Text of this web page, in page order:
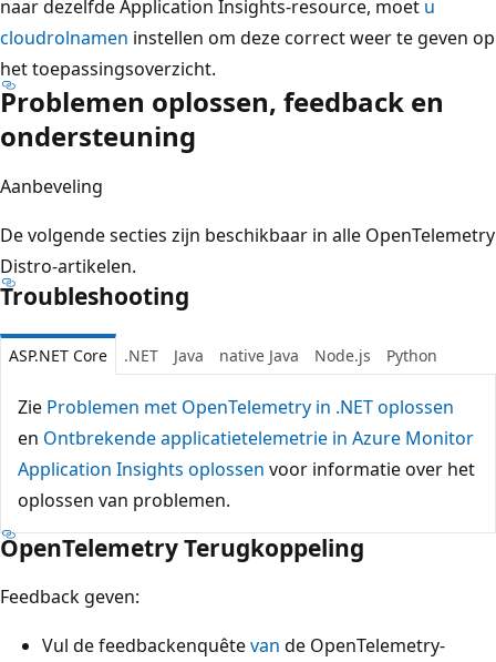
naar dezelfde Application Insights-resource, moet u
cloudrolnamen instellen om deze correct weer te geven op
het toepassingsoverzicht.
Problemen oplossen, feedback en
ondersteuning
Aanbeveling
De volgende secties zijn beschikbaar in alle OpenTelemetry
Distro-artikelen.
Troubleshooting
ASP.NET Core .NET Java native Java Node.js Python
Zie Problemen met OpenTelemetry in .NET oplossen
en Ontbrekende applicatietelemetrie in Azure Monitor
Application Insights oplossen voor informatie over het
oplossen van problemen.
OpenTelemetry Terugkoppeling
Feedback geven:
Vul de feedbackenquêtevan de OpenTelemetry-